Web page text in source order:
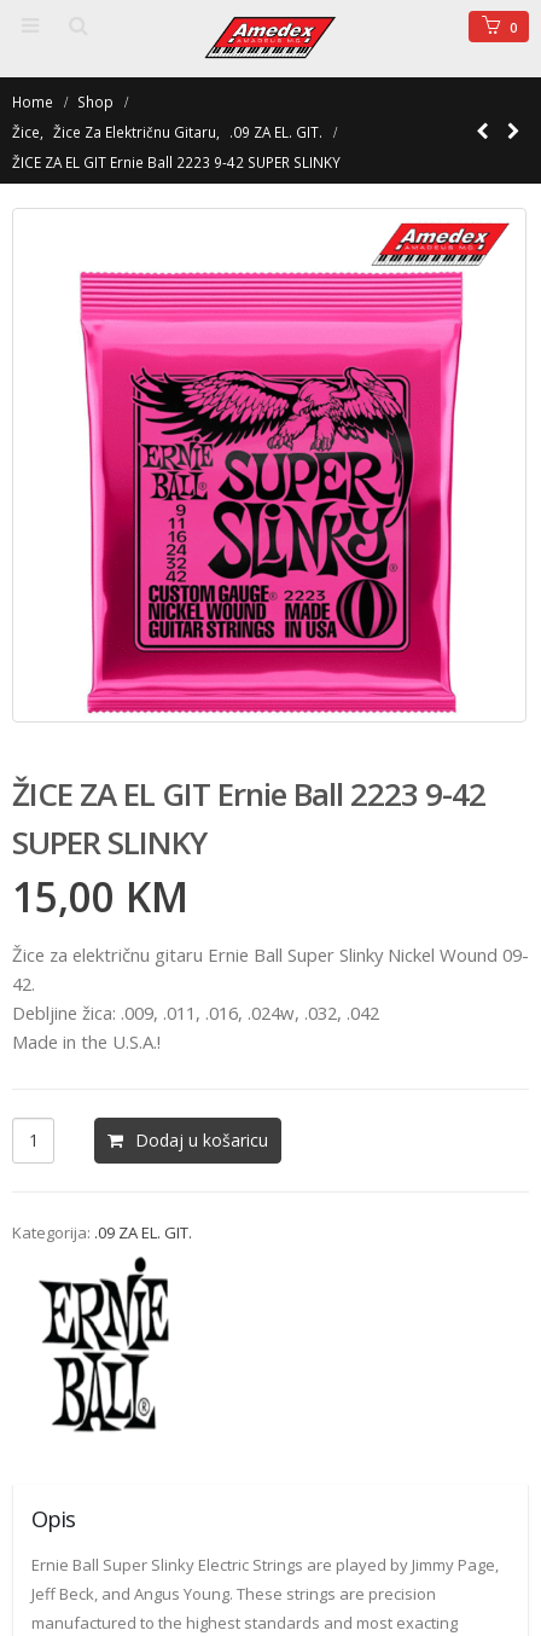
0
Home
Shop
Žice
Žice Za Električnu Gitaru
.09 ZA EL. GIT.
ŽICE ZA EL GIT Ernie Ball 2223 9-42 SUPER SLINKY
ŽICE ZA EL GIT Ernie Ball 2223 9-42
SUPER SLINKY
15,00 KM
Žice za električnu gitaru Ernie Ball Super Slinky Nickel Wound 09-
42.
Debljine žica: .009, .011, .016, .024w, .032, .042
Made in the U.S.A.!
Dodaj u košaricu
Kategorija: .09 ZA EL. GIT.
Opis
Ernie Ball Super Slinky Electric Strings are played by Jimmy Page,
Jeff Beck, and Angus Young. These strings are precision
manufactured to the highest standards and most exacting